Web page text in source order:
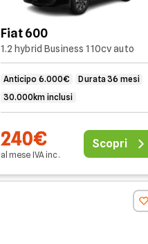
Fiat 600
1.2 hybrid Business 110cv auto
Anticipo 6.000€
Durata 36 mesi
30.000km inclusi
240€
al mese IVAinc.
Scopri